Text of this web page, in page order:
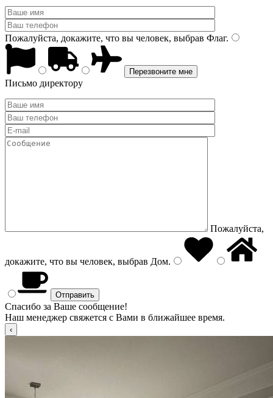
Пожалуйста, докажите, что вы человек, выбрав Флаг.
Письмо директору
Пожалуйста,
докажите, что вы человек, выбрав Дом.
Спасибо за Ваше сообщение!
Наш менеджер свяжется с Вами в ближайшее время.